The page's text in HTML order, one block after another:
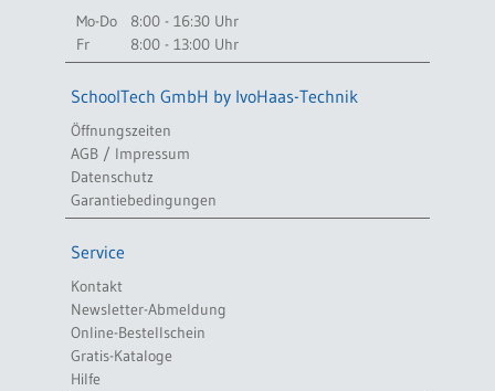
Mo-Do
8:00 - 16:30 Uhr
Fr
8:00 - 13:00 Uhr
SchoolTech GmbH by IvoHaas-Technik
Öffnungszeiten
AGB / Impressum
Datenschutz
Garantiebedingungen
Service
Kontakt
Newsletter-Abmeldung
Online-Bestellschein
Gratis-Kataloge
Hilfe